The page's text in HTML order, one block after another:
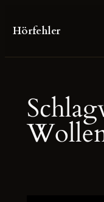
Inhalt
Hörfehler